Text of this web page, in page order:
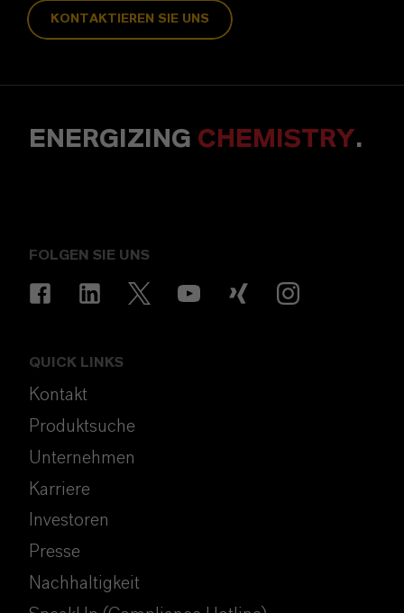
KONTAKTIEREN SIE UNS
ENERGIZING CHEMISTRY.
FOLGEN SIE UNS
QUICK LINKS
Kontakt
Produktsuche
Unternehmen
Karriere
Investoren
Presse
Nachhaltigkeit